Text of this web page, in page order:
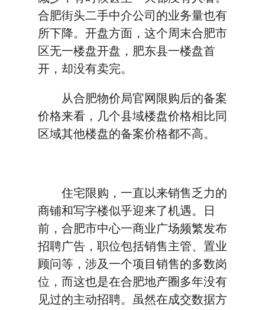
合肥街头二手中介公司的业务量也有
所下降。开盘方面，这个周末合肥市
区无一楼盘开盘，肥东县一楼盘首
开，却没有卖完。
从合肥物价局官网限购后的备案
价格来看，几个县域楼盘价格相比同
区域其他楼盘的备案价格都不高。
住宅限购，一直以来销售乏力的
商铺和写字楼似乎迎来了机遇。日
前，合肥市中心一商业广场频繁发布
招聘广告，职位包括销售主管、置业
顾问等，涉及一个项目销售的多数岗
位，而这也是在合肥地产圈多年没有
见过的主动招聘。虽然在成交数据方